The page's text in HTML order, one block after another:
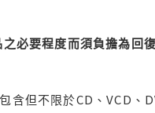
必要程度而須負擔為
含但不限於CD、VCD、